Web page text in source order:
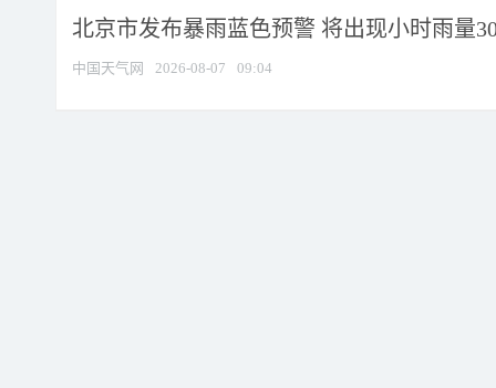
北京市发布暴雨蓝色预警 将出现小时雨量
中国天气网 2026-08-07 09:04